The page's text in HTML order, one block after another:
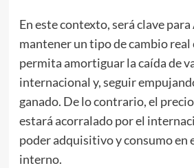
En este contexto, será clave
mantener un tipo de cambio
permita amortiguar la caída de
internacional y, seguir
ganado. De lo contrario, el
estará acorralado por el
poder adquisitivo y consumo en
interno.